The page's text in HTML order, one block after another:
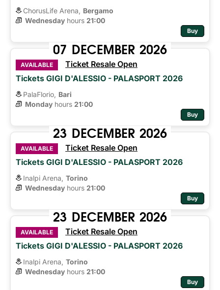
ChorusLife Arena,
Bergamo
Wednesday hours 21:00
Buy
07 DECEMBER 2026
AVAILABLE
Ticket Resale Open
Tickets GIGI D'ALESSIO - PALASPORT 2026
PalaFlorio, Bari
Monday hours 21:00
Buy
23 DECEMBER 2026
AVAILABLE
Ticket Resale Open
Tickets GIGI D'ALESSIO - PALASPORT 2026
Inalpi Arena, Torino
Wednesday hours 21:00
Buy
23 DECEMBER 2026
AVAILABLE
Ticket Resale Open
Tickets GIGI D'ALESSIO - PALASPORT 2026
Inalpi Arena, Torino
Wednesday hours 21:00
Buy